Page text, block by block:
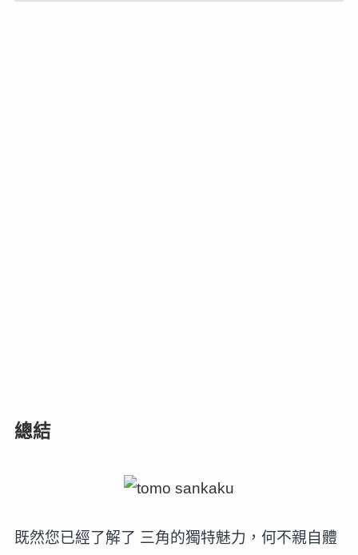
總結
既然您已經了解了 三角的獨特魅力，何不親自體